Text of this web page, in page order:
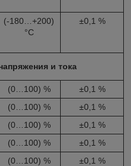
(-180…+200)
°С
±0,1 %
и тока
(0…100) %
±0,1 %
(0…100) %
±0,1 %
(0…100) %
±0,1 %
(0…100) %
±0,1 %
(0…100) %
±0,1 %